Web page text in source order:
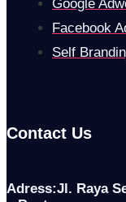
Google
Facebook
Self
Contact Us
Adress:Jl. Raya